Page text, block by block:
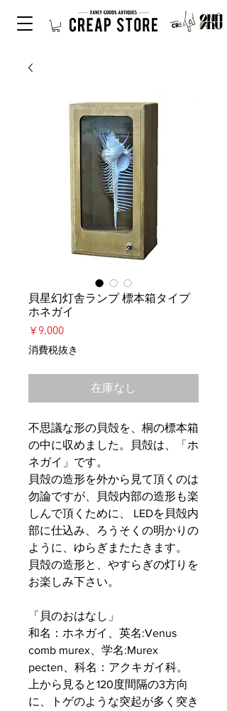
貝星幻灯舎ランプ 標本箱タイプ
ホネガイ
￥9,000価
消費税抜き
在庫なし
不思議な形の貝殻を、桐の標本箱
の中に収めました。貝殻は、「ホ
ネガイ」です。
貝殻の造形を外から見て頂くのは
勿論ですが、貝殻内部の造形も楽
しんで頂くために、 LEDを貝殻内
部に仕込み、ろうそくの明かりの
ように、ゆらぎまたたきます。
貝殻の造形と、やすらぎの灯りを
お楽しみ下さい。
「貝のおはなし」
和名：ホネガイ、英名:Venus
comb murex、学名:Murex
pecten、科名：アクキガイ科。
上から見ると120度間隔の3方向
に、トゲのような突起が多く突き